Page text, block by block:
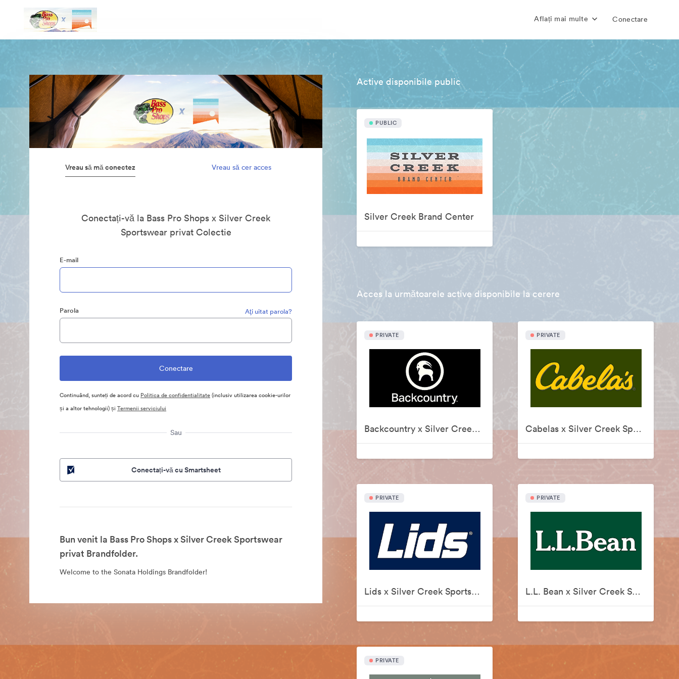
Aflați mai multe Conectare
Vreau să mă conectez Vreau să cer acces
Conectați-vă la Bass Pro Shops x Silver Creek
Sportswear privat Colectie
E-mail
Parola Aţi uitat parola?
Continuând, sunteți de acord cu Politica de confidentialitate(inclusiv utilizarea cookie-urilor
și a altor tehnologii) șiTermenii serviciului
Sau
Conectați-vă cu Smartsheet
Bun venit la Bass Pro Shops x Silver Creek Sportswear
privat Brandfolder.
Welcome to the Sonata Holdings Brandfolder!
Active disponibile public
PUBLIC
Silver Creek Brand Center
Acces la următoarele active disponibile la cerere
PRIVATE
Backcountry x Silver Creek Sportswear
PRIVATE
Cabelas x Silver Creek Sportswear
PRIVATE
Lids x Silver Creek Sportswear
PRIVATE
L.L. Bean x Silver Creek Sportswear
PRIVATE